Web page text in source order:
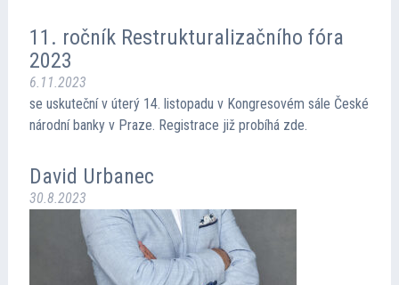
11. ročník Restrukturalizačního fóra
2023
6.11.2023
se uskuteční v úterý 14. listopadu v Kongresovém sále České
národní banky v Praze. Registrace již probíhá zde.
David Urbanec
30.8.2023